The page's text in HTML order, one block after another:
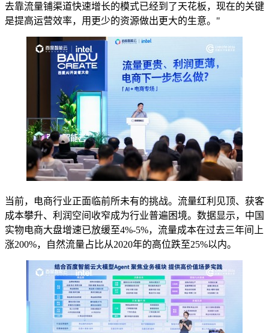
去靠流量铺渠道快速增长的模式已经到了天花板，现在的关键
是提高运营效率，用更少的资源做出更大的生意。"
当前，电商行业正面临前所未有的挑战。流量红利见顶、获客
成本攀升、利润空间收窄成为行业普遍困境。数据显示，中国
实物电商大盘增速已放缓至4%-5%，流量成本在过去三年间上
涨200%，自然流量占比从2020年的高位跌至25%以内。